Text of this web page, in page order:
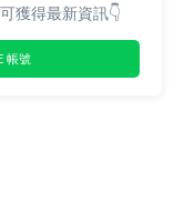
獲得最新資訊👇
帳號